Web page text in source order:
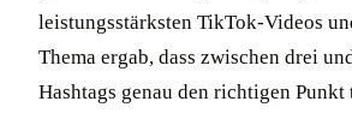
leistungsstärksten TikTok-Videos
Thema ergab, dass zwischen drei
Hashtags genau den richtigen Punkt